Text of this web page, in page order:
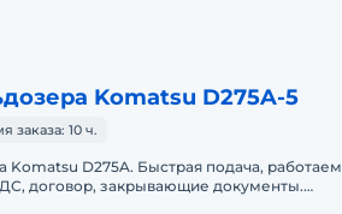
Komatsu D275A-5
заказа: 10 ч.
Komatsu D275A. Быстрая подача, работаем
договор, закрывающие документы.